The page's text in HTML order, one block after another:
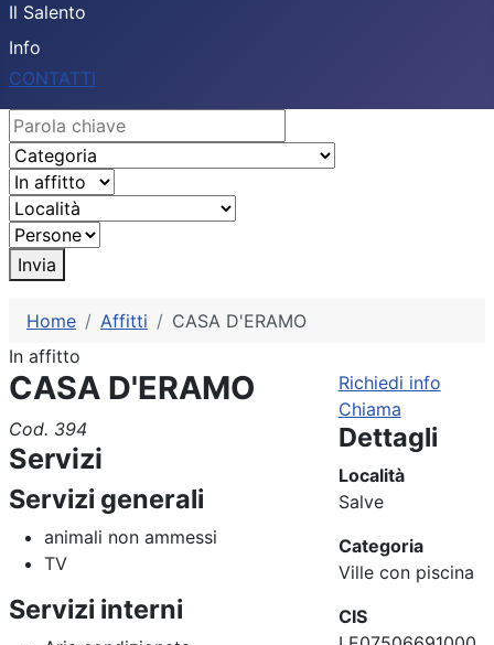
Il Salento
Info
CONTATTI
Invia
Home Affitti
CASA D'ERAMO
In affitto
CASA D'ERAMO
Cod. 394
Servizi
Servizi generali
animali non ammessi
TV
Servizi interni
Richiedi info
Chiama
Dettagli
Località
Salve
Categoria
Ville con piscina
CIS